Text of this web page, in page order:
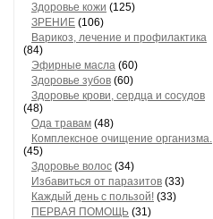
Здоровье кожи (125)
ЗРЕНИЕ (106)
Варикоз, лечение и профилактика
(84)
Эфирные масла (60)
Здоровье зубов (60)
Здоровье крови, сердца и сосудов
(48)
Ода травам (48)
Комплексное очищение организма.
(45)
Здоровье волос (34)
Избавиться от паразитов (33)
Каждый день с пользой! (33)
ПЕРВАЯ ПОМОЩЬ (31)